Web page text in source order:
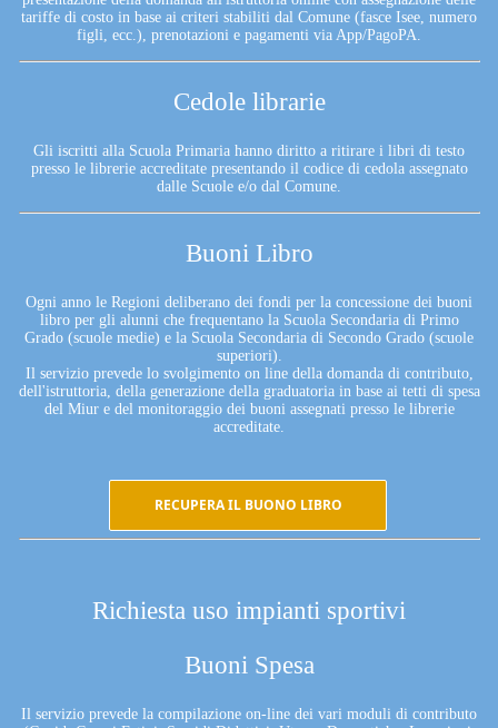
tariffe di costo in base ai criteri stabiliti dal Comune (fasce Isee, numero
figli, ecc.), prenotazioni e pagamenti via App/PagoPA.
Cedole librarie
Gli iscritti alla Scuola Primaria hanno diritto a ritirare i libri di testo
presso le librerie accreditate presentando il codice di cedola assegnato
dalle Scuole e/o dal Comune.
Buoni Libro
Ogni anno le Regioni deliberano dei fondi per la concessione dei buoni
libro per gli alunni che frequentano la Scuola Secondaria di Primo
Grado (scuole medie) e la Scuola Secondaria di Secondo Grado (scuole
superiori).
Il servizio prevede lo svolgimento on line della domanda di contributo,
dell'istruttoria, della generazione della graduatoria in base ai tetti di spesa
del Miur e del monitoraggio dei buoni assegnati presso le librerie
accreditate.
RECUPERA IL BUONO LIBRO
Richiesta uso impianti sportivi
Buoni Spesa
Il servizio prevede la compilazione on-line dei vari moduli di contributo